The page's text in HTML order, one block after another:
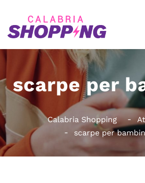
scarpe per
Calabria Shopping
scarpe per